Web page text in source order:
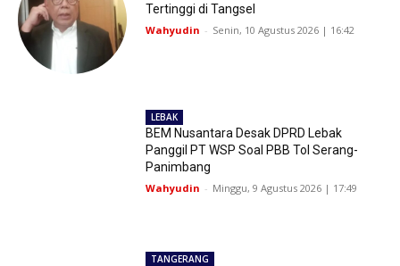
Tertinggi di Tangsel
Wahyudin - Senin, 10 Agustus 2026 | 16:42
LEBAK
BEM Nusantara Desak DPRD Lebak
Panggil PT WSP Soal PBB Tol Serang-
Panimbang
Wahyudin - Minggu, 9 Agustus 2026 | 17:49
TANGERANG